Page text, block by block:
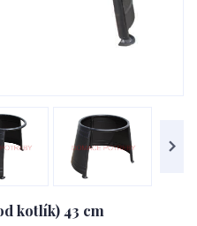
kotlík) 43 cm